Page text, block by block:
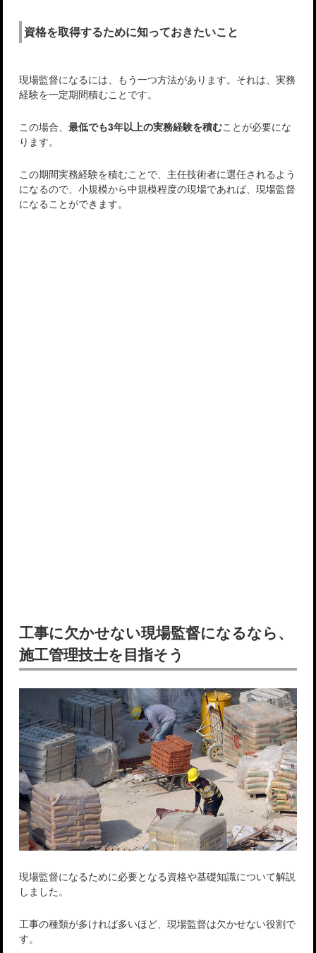
資格を取得するために知っておきたいこと
現場監督になるには、もう一つ方法があります。それは、実務
経験を一定期間積むことです。
この場合、最低でも3年以上の実務経験を積むことが必要にな
ります。
この期間実務経験を積むことで、主任技術者に選任されるよう
になるので、小規模から中規模程度の現場であれば、現場監督
になることができます。
工事に欠かせない現場監督になるなら、
施工管理技士を目指そう
現場監督になるために必要となる資格や基礎知識について解説
しました。
工事の種類が多ければ多いほど、現場監督は欠かせない役割で
す。